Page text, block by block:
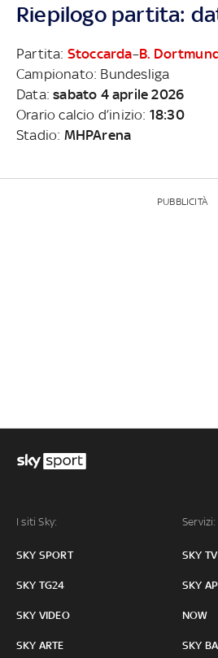
Riepilogo partita:
Partita: Stoccarda–B.
Campionato: Bundesliga
Data:sabato 4 aprile 2026
Orario calcio d’inizio: 18:30
Stadio: MHPArena
PUBBLICITÀ
I siti Sky:
SKY SPORT
SKY TG24
SKY VIDEO
SKY ARTE
Servizi:
SKY TV
SKY
NOW
SKY